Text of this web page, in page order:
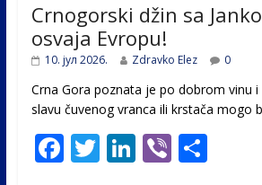
Crnogorski džin sa
osvaja Evropu!
10. јул 2026. Zdravko Elez 0
Crna Gora poznata je po dobrom vinu
slavu čuvenog vranca ili krstača mogo
F T Li Vi S